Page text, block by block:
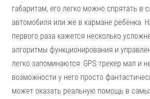
габаритам, его легко можно спрятать в
автомобиля или же в кармане ребёнка.
первого раза кажется несколько
алгоритмы функционирования и
легко запоминаются. GPS трекер мал и
возможности у него просто
может оказать реальную помощь в